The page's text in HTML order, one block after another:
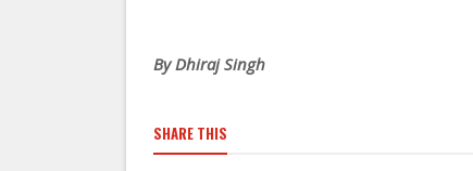
By Dhiraj Singh
SHARE THIS